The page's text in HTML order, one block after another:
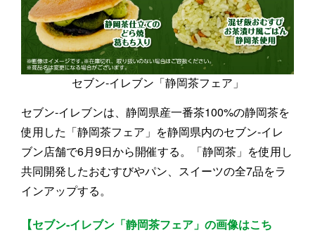
セブン‐イレブン「静岡茶フェア」
セブン‐イレブンは、静岡県産一番茶100%の静岡茶を
使用した「静岡茶フェア」を静岡県内のセブン‐イレ
ブン店舗で6月9日から開催する。「静岡茶」を使用し
共同開発したおむすびやパン、スイーツの全7品をラ
インアップする。
【セブン‐イレブン「静岡茶フェア」の画像はこち